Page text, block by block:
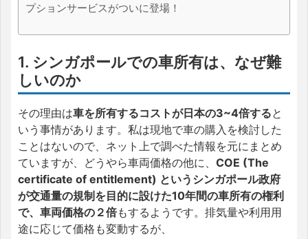
プションサービスがついに登場！
1. シンガポールでの車所有は、なぜ難
しいのか
その理由は車を所有するコストが日本の3~4倍すると
いう事情があります。私は現地で車の購入を検討した
ことはないので、ネット上で調べた情報を元にまとめ
ていますが、どうやら車両価格の他に、 COE (The
certificate of entitlement) というシンガポール政府
が交通量の規制を目的に設けた10年間の車所有の権利
で、車両価格の２倍もするようです。排気量や利用用
途に応じて価格も変動するが、